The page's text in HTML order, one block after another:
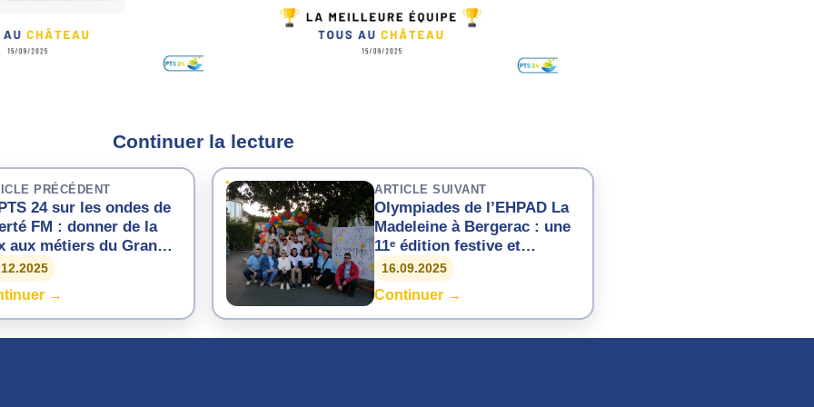
Continuer la lecture
PRÉCÉDENT
24 sur les ondes de
FM : donner de la
aux métiers du Grand
en Dordogne
→
ARTICLE SUIVANT
Olympiades de l’EHPAD La
Madeleine à Bergerac : une
11ᵉ édition festive et
conviviale
16.09.2025
Continuer →